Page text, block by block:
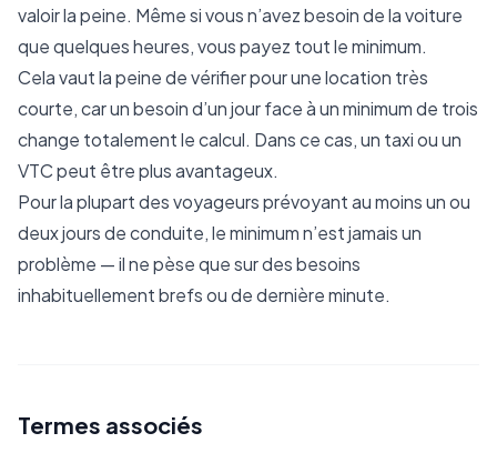
valoir la peine. Même si vous n’avez besoin de la voiture
que quelques heures, vous payez tout le minimum.
Cela vaut la peine de vérifier pour une location très
courte, car un besoin d’un jour face à un minimum de trois
change totalement le calcul. Dans ce cas, un taxi ou un
VTC peut être plus avantageux.
Pour la plupart des voyageurs prévoyant au moins un ou
deux jours de conduite, le minimum n’est jamais un
problème — il ne pèse que sur des besoins
inhabituellement brefs ou de dernière minute.
Termes associés